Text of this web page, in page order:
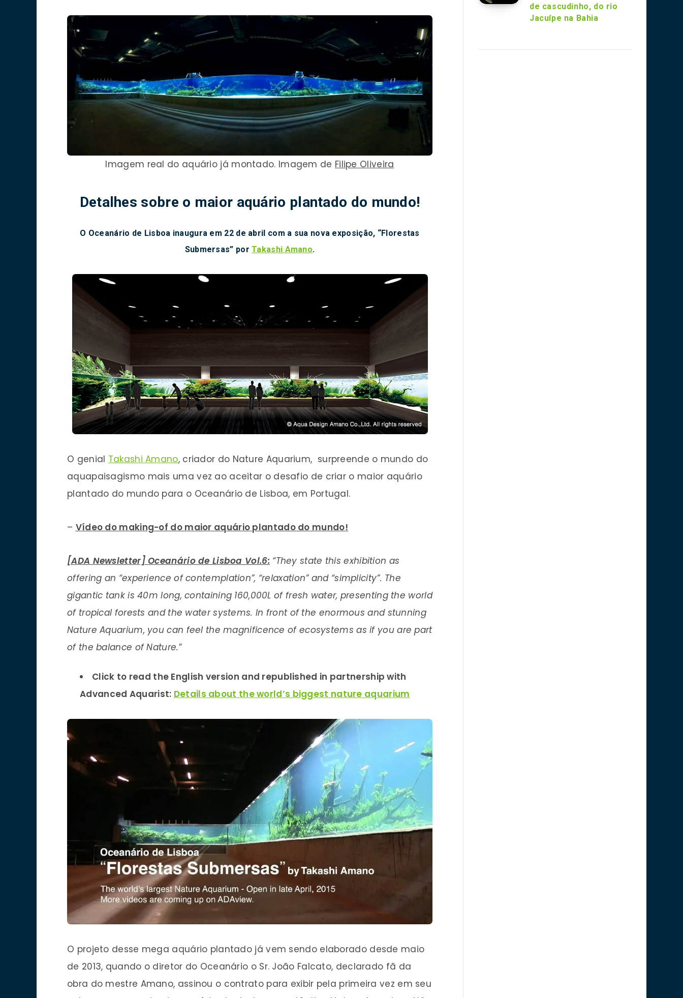
Imagem real do aquário já montado. Imagem de Filipe Oliveira
Detalhes sobre o maior aquário plantado do mundo!
O Oceanário de Lisboa inaugura em 22 de abril com a sua nova exposição, “Florestas
Submersas” porTakashi Amano.
O genial Takashi Amano, criador do Nature Aquarium, surpreende o mundo do
aquapaisagismo mais uma vez ao aceitar o desafio de criar o maior aquário
plantado do mundo para o Oceanário de Lisboa, em Portugal.
– Vídeo do making-of do maior aquário plantado do mundo!
[ADA Newsletter] Oceanário de Lisboa Vol.6: “They state this exhibition as
offering an “experience of contemplation”, “relaxation” and “simplicity”. The
gigantic tank is 40m long, containing 160,000L of fresh water, presenting the world
of tropical forests and the water systems. In front of the enormous and stunning
Nature Aquarium, you can feel the magnificence of ecosystems as if you are part
of the balance of Nature.”
Click to read the English version and republished in partnership with
Advanced Aquarist: Details about the world’s biggest nature aquarium
O projeto desse mega aquário plantado já vem sendo elaborado desde maio
de 2013, quando o diretor do Oceanário o Sr. João Falcato, declarado fã da
obra do mestre Amano, assinou o contrato para exibir pela primeira vez em seu
de cascudinho, do rio
Jacuípe na Bahia